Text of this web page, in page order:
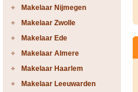
Makelaar Nijmegen
Makelaar Zwolle
Makelaar Ede
Makelaar Almere
Makelaar Haarlem
Makelaar Leeuwarden